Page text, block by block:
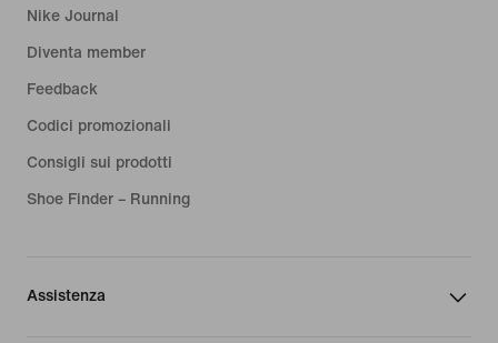
Nike Journal
Diventa member
Feedback
Codici promozionali
Consigli sui prodotti
Shoe Finder – Running
Assistenza